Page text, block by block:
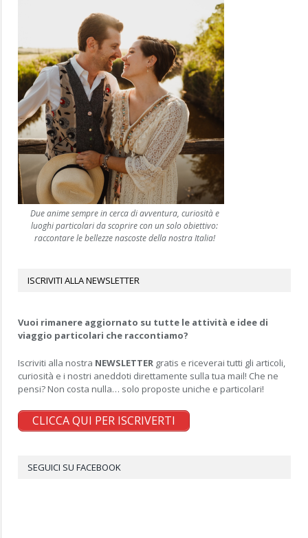
Due anime sempre in cerca di avventura, curiosità e
luoghi particolari da scoprire con un solo obiettivo:
raccontare le bellezze nascoste della nostra Italia!
ISCRIVITI ALLA NEWSLETTER
Vuoi rimanere aggiornato su tutte le attività e idee di
viaggio particolari che raccontiamo?
Iscriviti alla nostra NEWSLETTER gratis e riceverai tutti gli articoli,
curiosità e i nostri aneddoti direttamente sulla tua mail! Che ne
pensi? Non costa nulla… solo proposte uniche e particolari!
CLICCA QUI PER ISCRIVERTI
SEGUICI SU FACEBOOK